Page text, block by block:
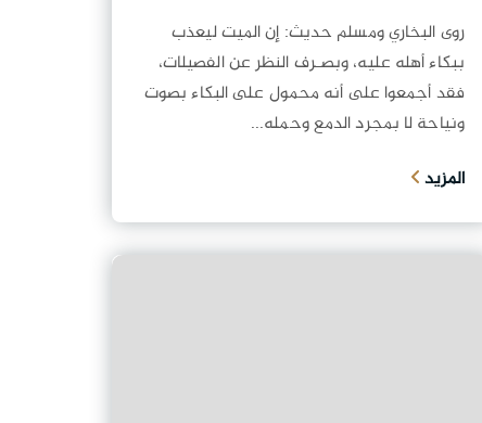
روى البخاري ومسلم حديث: إن الميت ليعذب
ببكاء أهله عليه، وبصـرف النظر عن الفصيلات،
فقد أجمعوا على أنه محمول على البكاء بصوت
ونياحة لا بمجرد الدمع وحمله...
المزيد